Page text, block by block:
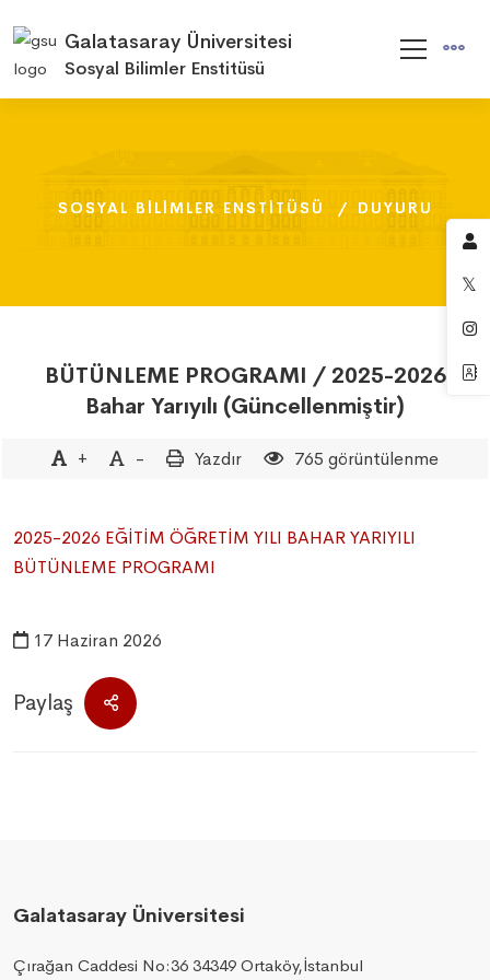
Galatasaray Üniversitesi
Sosyal Bilimler Enstitüsü
SOSYAL BILIMLER ENSTITÜSÜ DUYURU
SOSYAL BILIMLER ENSTITÜSÜ DUYURU
SOSYAL BILIMLER ENSTITÜSÜ DUYURU
BÜTÜNLEME PROGRAMI / 2025-2026
Bahar Yarıyılı (Güncellenmiştir)
+ - Yazdır 765 görüntülenme
2025-2026 EĞİTİM ÖĞRETİM YILI BAHAR YARIYILI
BÜTÜNLEME PROGRAMI
17 Haziran 2026
Paylaş
Galatasaray Üniversitesi
Çırağan Caddesi No:36 34349 Ortaköy,İstanbul